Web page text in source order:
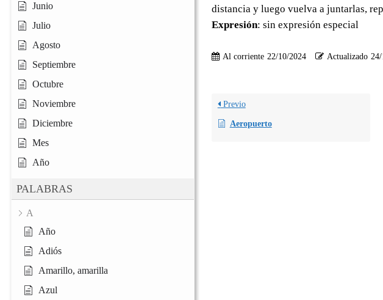
Junio
Julio
Agosto
Septiembre
Octubre
Noviembre
Diciembre
Mes
Año
PALABRAS
A
Año
Adiós
Amarillo, amarilla
Azul
distancia y luego vuelva a juntarlas,
Expresión: sin expresión especial
Al corriente 22/10/2024 Actualizado
Previo
Aeropuerto